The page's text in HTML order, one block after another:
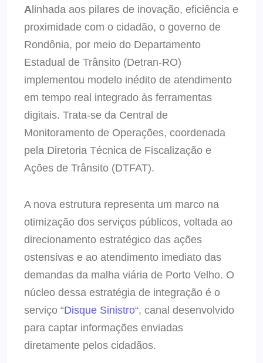
Alinhada aos pilares de inovação, eficiência e
proximidade com o cidadão, o governo de
Rondônia, por meio do Departamento
Estadual de Trânsito (Detran-RO)
implementou modelo inédito de atendimento
em tempo real integrado às ferramentas
digitais. Trata-se da Central de
Monitoramento de Operações, coordenada
pela Diretoria Técnica de Fiscalização e
Ações de Trânsito (DTFAT).
A nova estrutura representa um marco na
otimização dos serviços públicos, voltada ao
direcionamento estratégico das ações
ostensivas e ao atendimento imediato das
demandas da malha viária de Porto Velho. O
núcleo dessa estratégia de integração é o
serviço “Disque Sinistro“, canal desenvolvido
para captar informações enviadas
diretamente pelos cidadãos.